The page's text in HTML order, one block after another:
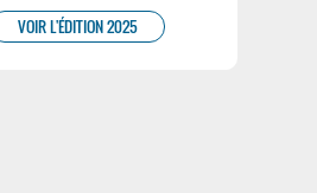
VOIR L'ÉDITION 2025